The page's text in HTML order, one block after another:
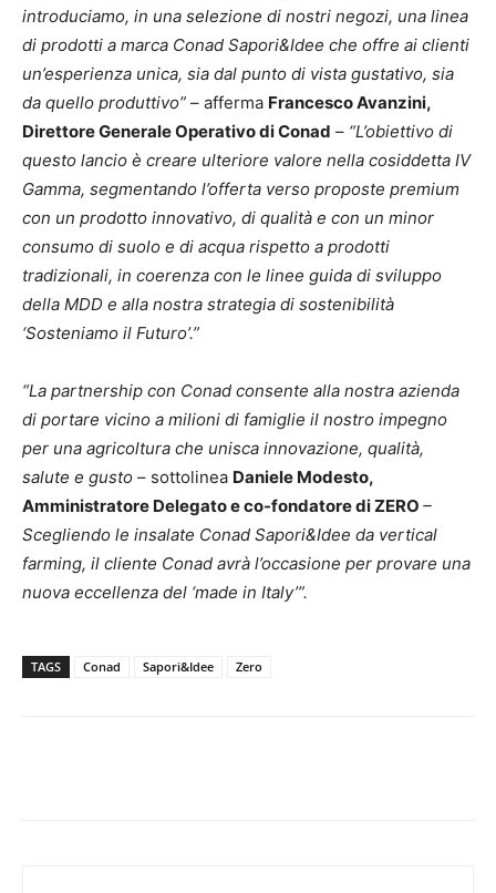
introduciamo, in una selezione di nostri negozi, una linea
di prodotti a marca Conad Sapori&Idee che offre ai clienti
un’esperienza unica, sia dal punto di vista gustativo, sia
da quello produttivo” – afferma Francesco Avanzini,
Direttore Generale Operativo di Conad – “L’obiettivo di
questo lancio è creare ulteriore valore nella cosiddetta IV
Gamma, segmentando l’offerta verso proposte premium
con un prodotto innovativo, di qualità e con un minor
consumo di suolo e di acqua rispetto a prodotti
tradizionali, in coerenza con le linee guida di sviluppo
della MDD e alla nostra strategia di sostenibilità
‘Sosteniamo il Futuro’.”
“La partnership con Conad consente alla nostra azienda
di portare vicino a milioni di famiglie il nostro impegno
per una agricoltura che unisca innovazione, qualità,
salute e gusto – sottolinea Daniele Modesto,
Amministratore Delegato e co-fondatore di ZERO –
Scegliendo le insalate Conad Sapori&Idee da vertical
farming, il cliente Conad avrà l’occasione per provare una
nuova eccellenza del ‘made in Italy’”.
TAGS Conad Sapori&Idee Zero